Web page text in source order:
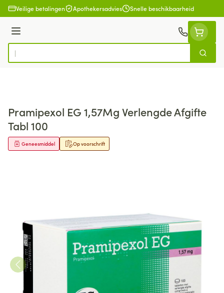
Ga naar de inhoud
Veilige betalingen Apothekersadvies Snelle beschikbaarheid
Menu
Product, merk, categorie...
Zoek
Pramipexol EG 1,57Mg Verlengde Afgifte
Tabl 100
Op voorschrift
Geneesmiddel